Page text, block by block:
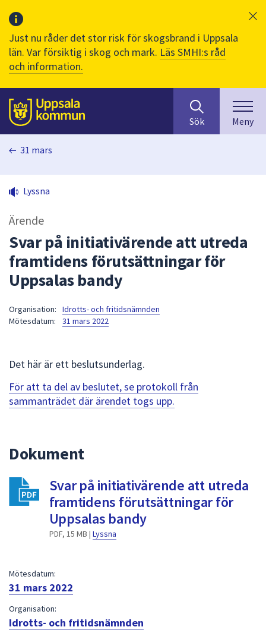
Just nu råder det stor risk för skogsbrand i Uppsala
län. Var försiktig i skog och mark. Läs SMHI:s råd
och information.
Till sidans
huvudinnehåll
efter
innehåll
på
sökfältet
kommer
sökförslag
att
navigera
mellan
att
välja
något
Sök Meny
31 mars
Lyssna
Ärende
Svar på initiativärende att utreda
framtidens förutsättningar för
Uppsalas bandy
Organisation:
Idrotts- och fritidsnämnden
Mötesdatum:
31 mars 2022
Det här är ett beslutsunderlag.
För att ta del av beslutet, se protokoll från
sammanträdet där ärendet togs upp.
Dokument
Svar på initiativärende att utreda
framtidens förutsättningar för
Uppsalas bandy
PDF, 15 MB | Lyssna
Mötesdatum:
31 mars 2022
Organisation:
Idrotts- och fritidsnämnden